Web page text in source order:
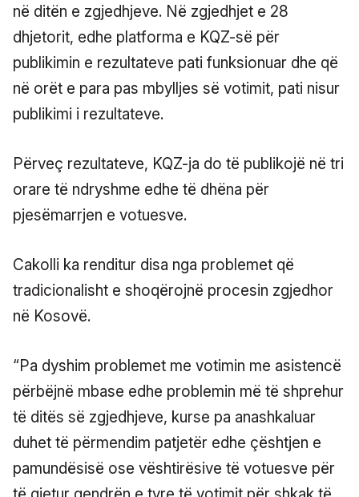
në ditën e zgjedhjeve. Në zgjedhjet e 28
dhjetorit, edhe platforma e KQZ-së për
publikimin e rezultateve pati funksionuar dhe që
në orët e para pas mbylljes së votimit, pati nisur
publikimi i rezultateve.
Përveç rezultateve, KQZ-ja do të publikojë në tri
orare të ndryshme edhe të dhëna për
pjesëmarrjen e votuesve.
Cakolli ka renditur disa nga problemet që
tradicionalisht e shoqërojnë procesin zgjedhor
në Kosovë.
“Pa dyshim problemet me votimin me asistencë
përbëjnë mbase edhe problemin më të shprehur
të ditës së zgjedhjeve, kurse pa anashkaluar
duhet të përmendim patjetër edhe çështjen e
pamundësisë ose vështirësive të votuesve për